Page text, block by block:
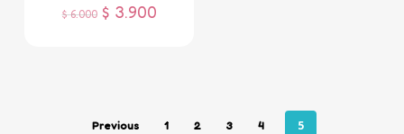
$6.000 $ 3.900
Previous 1 2 3 4 5